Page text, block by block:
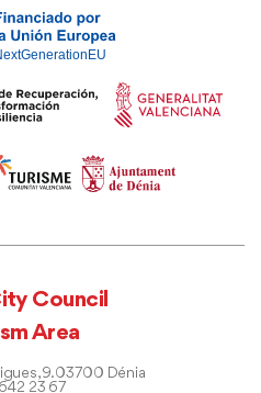
Council
Area
9. 03700 Dénia
23 67